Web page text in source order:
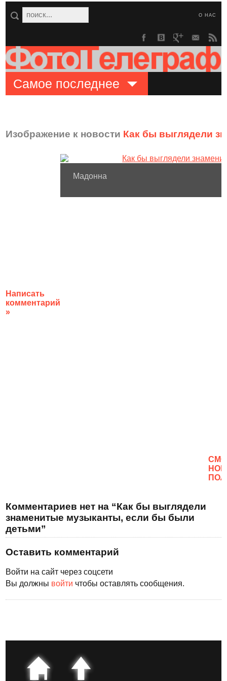
О НАС
Самое последнее
Изображение к новости Как бы выглядели
Написать
комментарий
»
Мадонна
Комментариев нет на “Как бы выглядели
знаменитые музыканты, если бы были
детьми”
Оставить комментарий
Войти на сайт через соцсети
Вы должны войти чтобы оставлять сообщения.